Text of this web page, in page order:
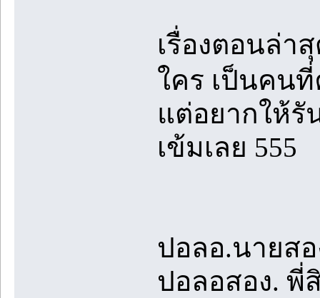
เรื่องตอนล่า
ใคร เป็นคน
แต่อยากให้รั
เข้มเลย 555
ปอลอ.นายส
ปอลอสอง. พี่